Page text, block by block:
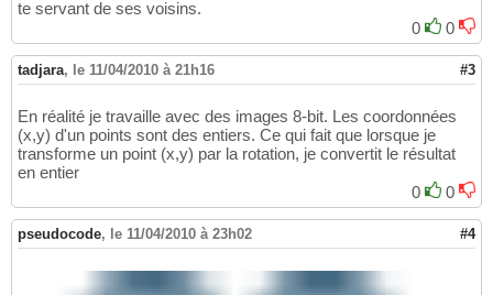
te servant de ses voisins.
0
0
tadjara, le 11/04/2010 à 21h16 #3
En réalité je travaille avec des images 8-bit. Les coordonnées
(x,y) d'un points sont des entiers. Ce qui fait que lorsque je
transforme un point (x,y) par la rotation, je convertit le résultat
en entier
0
0
pseudocode, le 11/04/2010 à 23h02 #4